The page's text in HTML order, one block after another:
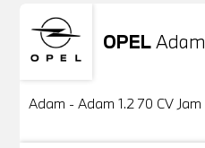
OPELAdam
Usato
Adam - Adam 1.2 70 CV Jam